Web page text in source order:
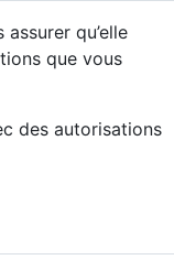
qu’elle
que vous
des autorisations